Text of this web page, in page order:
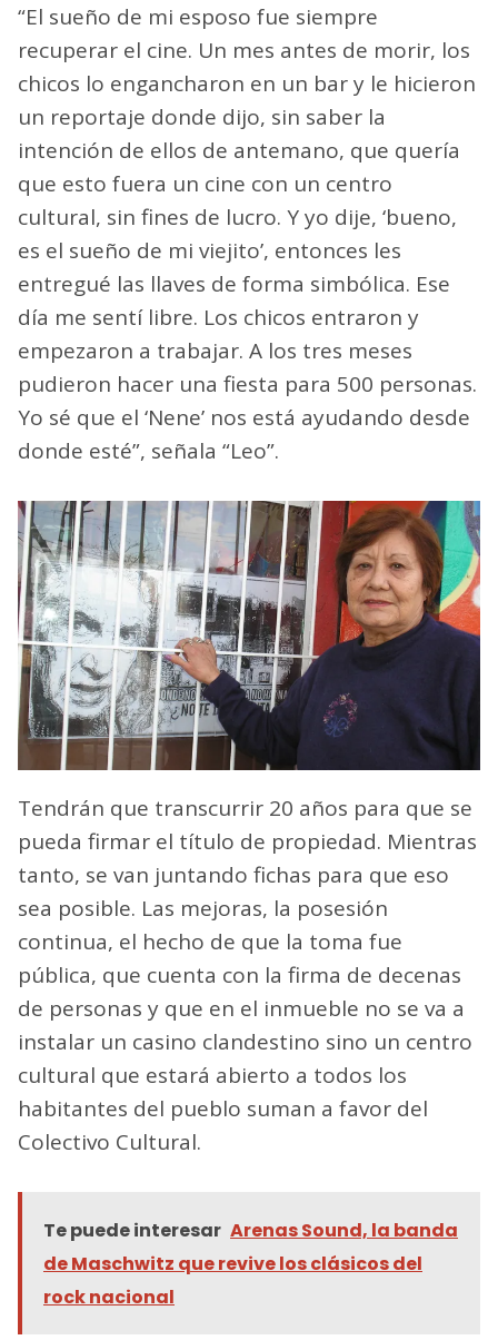
“El sueño de mi esposo fue siempre
recuperar el cine. Un mes antes de morir, los
chicos lo engancharon en un bar y le hicieron
un reportaje donde dijo, sin saber la
intención de ellos de antemano, que quería
que esto fuera un cine con un centro
cultural, sin fines de lucro. Y yo dije, ‘bueno,
es el sueño de mi viejito’, entonces les
entregué las llaves de forma simbólica. Ese
día me sentí libre. Los chicos entraron y
empezaron a trabajar. A los tres meses
pudieron hacer una fiesta para 500 personas.
Yo sé que el ‘Nene’ nos está ayudando desde
donde esté”, señala “Leo”.
Tendrán que transcurrir 20 años para que se
pueda firmar el título de propiedad. Mientras
tanto, se van juntando fichas para que eso
sea posible. Las mejoras, la posesión
continua, el hecho de que la toma fue
pública, que cuenta con la firma de decenas
de personas y que en el inmueble no se va a
instalar un casino clandestino sino un centro
cultural que estará abierto a todos los
habitantes del pueblo suman a favor del
Colectivo Cultural.
Te puede interesar Arenas Sound, la banda
de Maschwitz que revive los clásicos del
rock nacional